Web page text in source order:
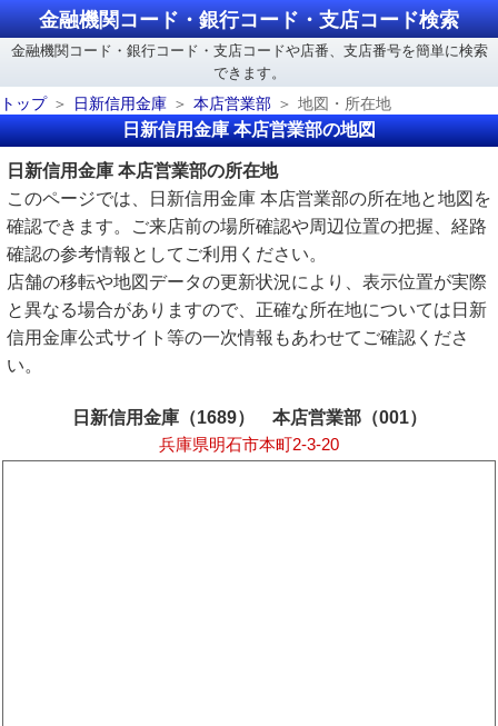
金融機関コード・銀行コード・支店コード検索
金融機関コード・銀行コード・支店コードや店番、支店番号を簡単に検索
できます。
トップ
日新信用金庫 本店営業部 地図・所在地
日新信用金庫 本店営業部の地図
日新信用金庫 本店営業部の所在地
このページでは、日新信用金庫 本店営業部の所在地と地図を
確認できます。ご来店前の場所確認や周辺位置の把握、経路
確認の参考情報としてご利用ください。
店舗の移転や地図データの更新状況により、表示位置が実際
と異なる場合がありますので、正確な所在地については日新
信用金庫公式サイト等の一次情報もあわせてご確認くださ
い。
日新信用金庫（1689） 本店営業部（001）
兵庫県明石市本町2-3-20